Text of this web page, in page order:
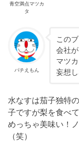
青空満点マツカ
タ
パチえもん
この
会社
マツ
妄想
水なすは茄子独特
子ですが梨を食べ
めっちゃ美味い！
（笑）